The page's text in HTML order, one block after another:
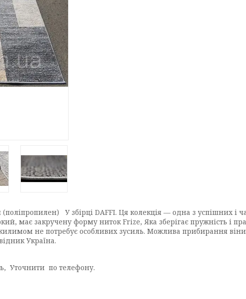
У збірці DAFFI. Ця колекція — одна з успішних і
має закручену форму ниток Frize, Яка зберігає пружність і
не потребує особливих зусиль. Можлива прибирання
Україна.
Уточнити по телефону.